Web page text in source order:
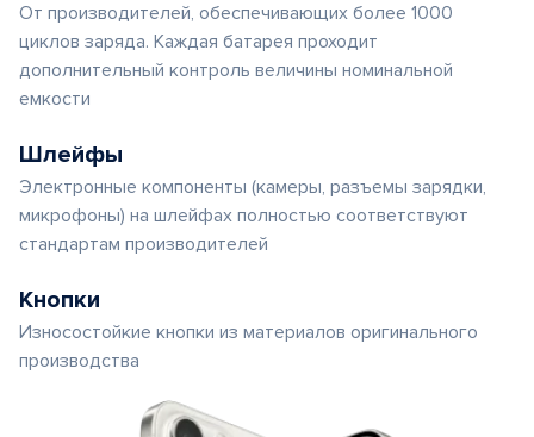
От производителей, обеспечивающих более 1000
циклов заряда. Каждая батарея проходит
дополнительный контроль величины номинальной
емкости
Шлейфы
Электронные компоненты (камеры, разъемы зарядки,
микрофоны) на шлейфах полностью соответствуют
стандартам производителей
Кнопки
Износостойкие кнопки из материалов оригинального
производства